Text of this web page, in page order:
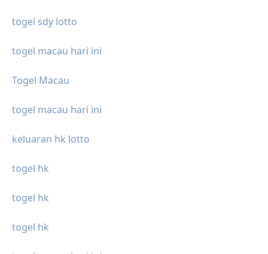
togel sdy lotto
togel macau hari ini
Togel Macau
togel macau hari ini
keluaran hk lotto
togel hk
togel hk
togel hk